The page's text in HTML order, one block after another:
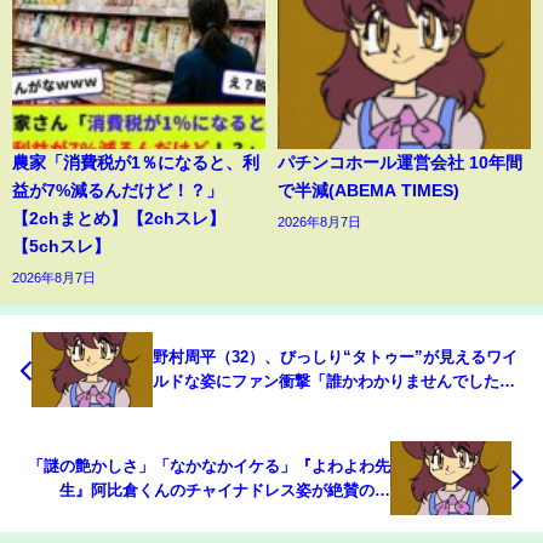
農家「消費税が1％になると、利
益が7%減るんだけど！？」
【2chまとめ】【2chスレ】
【5chスレ】
2026年8月7日
パチンコホール運営会社 10年間
で半減(ABEMA TIMES)
2026年8月7日
野村周平（32）、びっしり“タトゥー”が見えるワイ
ルドな姿にファン衝撃「誰かわかりませんでした」
「謎の艶かしさ」「なかなかイケる」『よわよわ先
生』阿比倉くんのチャイナドレス姿が絶賛の嵐